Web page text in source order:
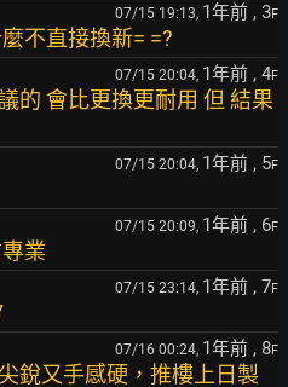
07/15 19:13, 1年前 , 3F
不直接換新= =?
07/15 20:04, 1年前 , 4F
的 會比更換更耐用 但 結果
07/15 20:04, 1年前 , 5F
07/15 20:09, 1年前 , 6F
業
07/15 23:14, 1年前 , 7F
07/16 00:24, 1年前 , 8F
銳又手感硬，推樓上日製